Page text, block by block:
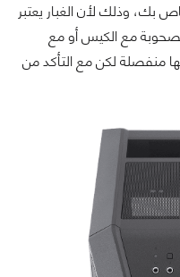
بك، وذلك لأن الغبار يعتبر
مصحوبة مع الكيس أو مع
منفصلة لكن مع التأكد من